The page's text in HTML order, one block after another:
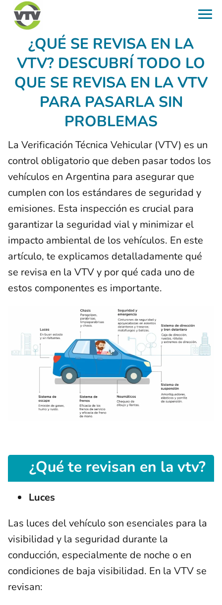
¿QUÉ SE REVISA EN LA
VTV? DESCUBRÍ TODO LO
QUE SE REVISA EN LA VTV
PARA PASARLA SIN
PROBLEMAS
La Verificación Técnica Vehicular (VTV) es un
control obligatorio que deben pasar todos los
vehículos en Argentina para asegurar que
cumplen con los estándares de seguridad y
emisiones. Esta inspección es crucial para
garantizar la seguridad vial y minimizar el
impacto ambiental de los vehículos. En este
artículo, te explicamos detalladamente qué
se revisa en la VTV y por qué cada uno de
estos componentes es importante.
¿Qué te revisan en la vtv?
Luces
Las luces del vehículo son esenciales para la
visibilidad y la seguridad durante la
conducción, especialmente de noche o en
condiciones de baja visibilidad. En la VTV se
revisan: